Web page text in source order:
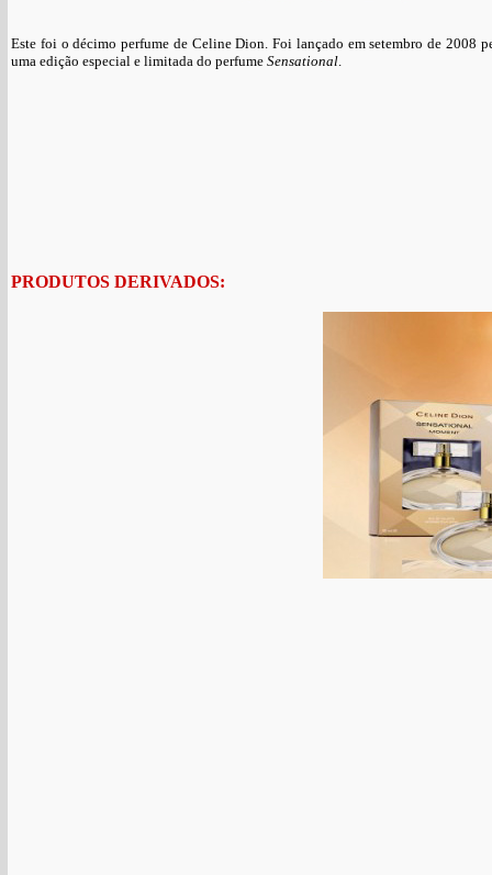
Este foi o décimo perfume de Celine Dion. Foi lançado em setembro de 2008
uma edição especial e limitada do perfume Sensational.
PRODUTOS DERIVADOS: